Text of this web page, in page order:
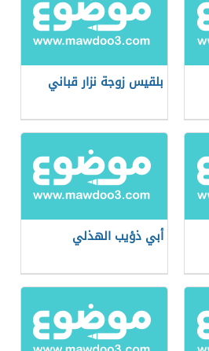
بلقيس زوجة نزار قباني
أبي ذؤيب الهذلي